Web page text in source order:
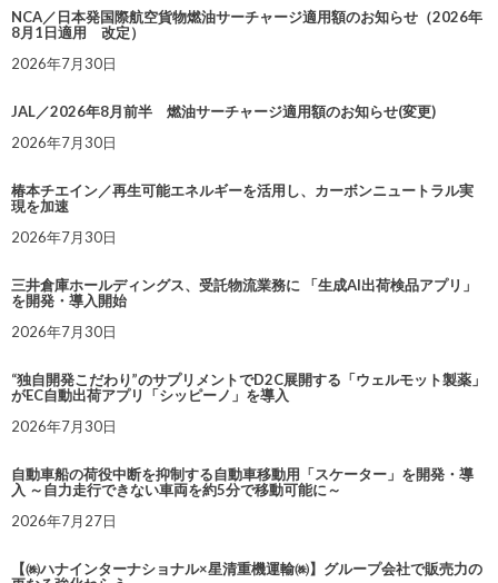
NCA／日本発国際航空貨物燃油サーチャージ適用額のお知らせ（2026年
8月1日適用 改定）
2026年7月30日
JAL／2026年8月前半 燃油サーチャージ適用額のお知らせ(変更)
2026年7月30日
椿本チエイン／再生可能エネルギーを活用し、カーボンニュートラル実
現を加速
2026年7月30日
三井倉庫ホールディングス、受託物流業務に 「生成AI出荷検品アプリ」
を開発・導入開始
2026年7月30日
“独自開発こだわり”のサプリメントでD2C展開する「ウェルモット製薬」
がEC自動出荷アプリ「シッピーノ」を導入
2026年7月30日
自動車船の荷役中断を抑制する自動車移動用「スケーター」を開発・導
入 ～自力走行できない車両を約5分で移動可能に～
2026年7月27日
【㈱ハナインターナショナル×星清重機運輸㈱】グループ会社で販売力の